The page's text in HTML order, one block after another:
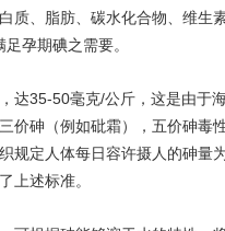
质、脂肪、碳水化合物、维生
足孕期碘之需要。
35-50毫克/公斤，这是由于
价砷（例如砒霜），五价砷毒
规定人体每日容许摄人的砷量
上述标准。